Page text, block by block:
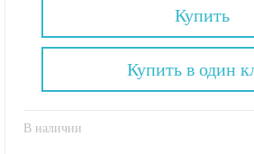
Купить
В наличии
Купить в один